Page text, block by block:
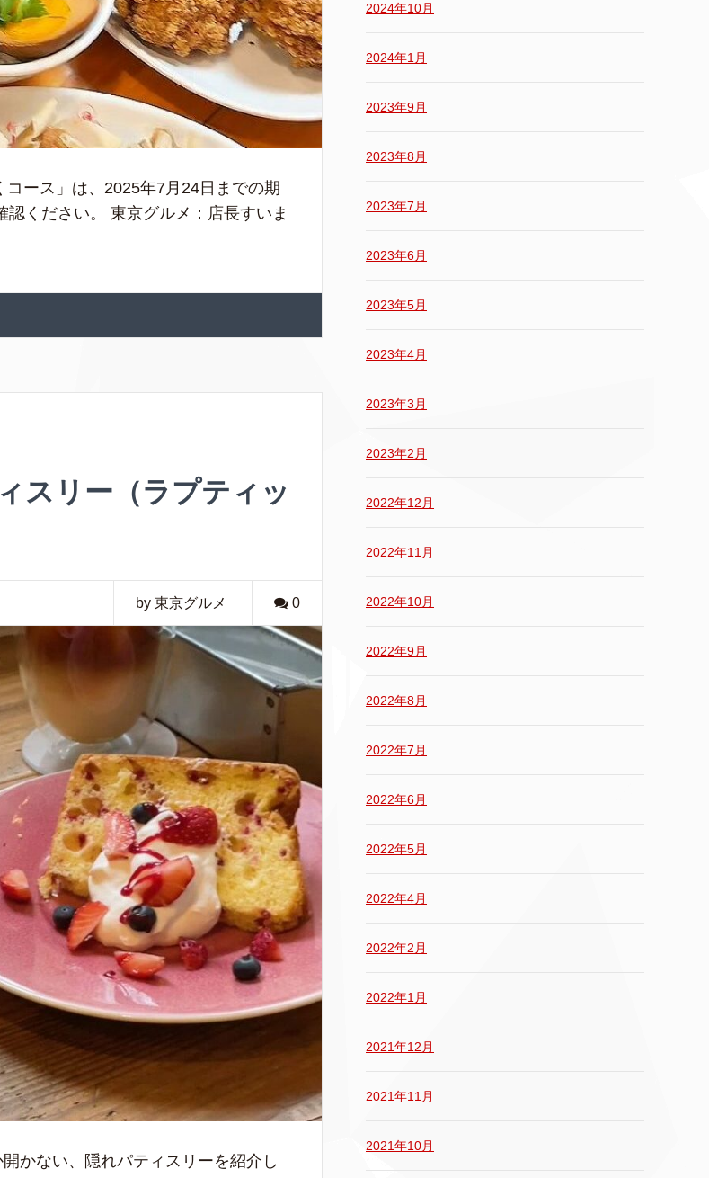
ース」は、2025年7月24日までの期
ください。 東京グルメ：店長すいま
スリー（ラプティッ
by 東京グルメ 0
かない、隠れパティスリーを紹介し
2024年10月
2024年1月
2023年9月
2023年8月
2023年7月
2023年6月
2023年5月
2023年4月
2023年3月
2023年2月
2022年12月
2022年11月
2022年10月
2022年9月
2022年8月
2022年7月
2022年6月
2022年5月
2022年4月
2022年2月
2022年1月
2021年12月
2021年11月
2021年10月